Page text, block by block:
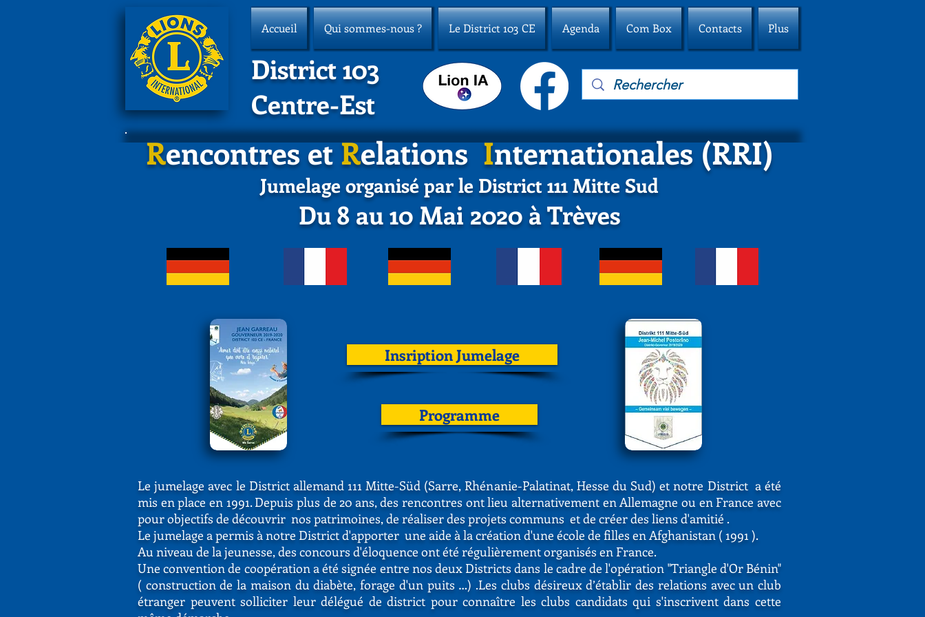
Accueil Qui sommes-nous ? Le District 103 CE Agenda Com Box Contacts Plus
District 103
Centre-Est
Rencontres etRelationsInternationales (RRI)
Jumelage organisé par le District 111 Mitte Sud
Du 8 au 10 Mai 2020 à Trèves
Insription Jumelage
Programme
Le jumelage avec le District allemand 111 Mitte-Süd (Sarre, Rhénanie-Palatinat, Hesse du Sud) et notre District a été
mis en place en 1991. Depuis plus de 20 ans, des rencontres ont lieu alternativement en Allemagne ou en France avec
pour objectifs de découvrir nos patrimoines, de réaliser des projets communs et de créer des liens d'amitié .
Le jumelage a permis à notre District d'apporter une aide à la création d'une école de filles en Afghanistan ( 1991 ).
Au niveau de la jeunesse, des concours d'éloquence ont été régulièrement organisés en France.
Une convention de coopération a été signée entre nos deux Districts dans le cadre de l'opération "Triangle d'Or Bénin"
( construction de la maison du diabète, forage d'un puits …) .Les clubs désireux d’établir des relations avec un club
étranger peuvent solliciter leur délégué de district pour connaître les clubs candidats qui s'inscrivent dans cette